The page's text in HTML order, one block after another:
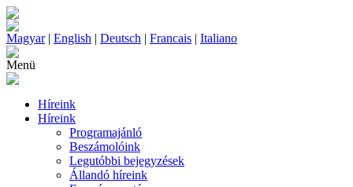
Magyar| English | Deutsch | Francais | Italiano
Menü
Híreink
Híreink
Programajánló
Beszámolóink
Legutóbbi bejegyzések
Állandó híreink